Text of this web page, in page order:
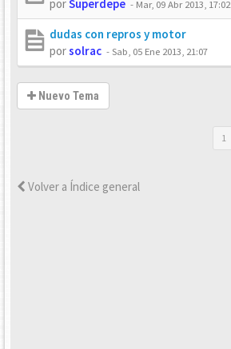
porSuperdepe - Mar, 09 Abr 2013, 17:02
dudas con repros y motor
porsolrac -Sab, 05 Ene 2013, 21:07
Nuevo Tema
1
Volver a Índice general